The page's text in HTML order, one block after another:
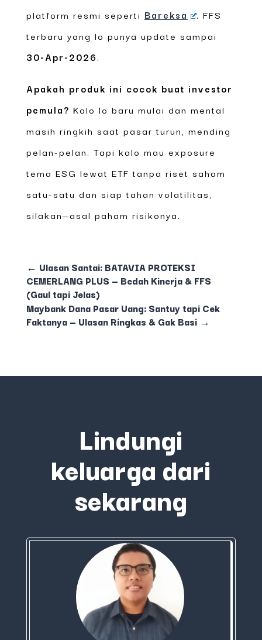
platform resmi seperti Bareksa
. FFS
terbaru yang lo punya update sampai
30-Apr-2026.
Apakah produk ini cocok buat investor
pemula? Kalo lo baru mulai dan mental
masih ringkih saat pasar turun, mending
pelan-pelan. Tapi kalo mau exposure
tema ESG lewat ETF tanpa riset saham
satu-satu dan siap tahan volatilitas,
silakan—asal paham risikonya.
← Ulasan Santai: BATAVIA PROTEKSI
CEMERLANG PLUS — Bedah Kinerja & FFS
(Gaul tapi Jelas)
Maybank Dana Pasar Uang: Santuy tapi Cek
Faktanya — Ulasan Ringkas & Gak Basi→
Lindungi
keluarga dari
sekarang